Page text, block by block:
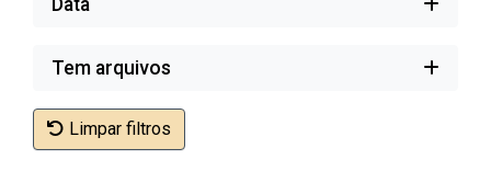
Tem arquivos
Limpar filtros